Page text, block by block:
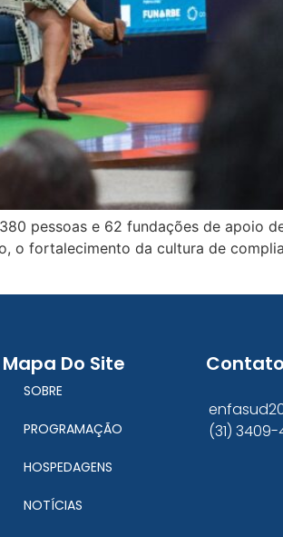
pessoas e 62 fundações de apoio
o fortalecimento da cultura de
Mapa Do Site
SOBRE
PROGRAMAÇÃO
HOSPEDAGENS
NOTÍCIAS
Contato
(31) 3409-